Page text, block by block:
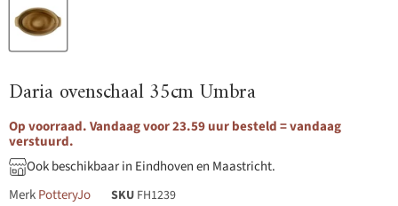
Daria ovenschaal 35cm Umbra
Op voorraad. Vandaag voor 23.59 uur besteld = vandaag
verstuurd.
Ook beschikbaar in Eindhoven en Maastricht.
MerkPotteryJo SKU FH1239